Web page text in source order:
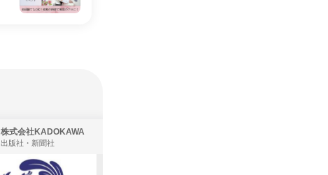
株式会社KADOKAWA
出版社・新聞社